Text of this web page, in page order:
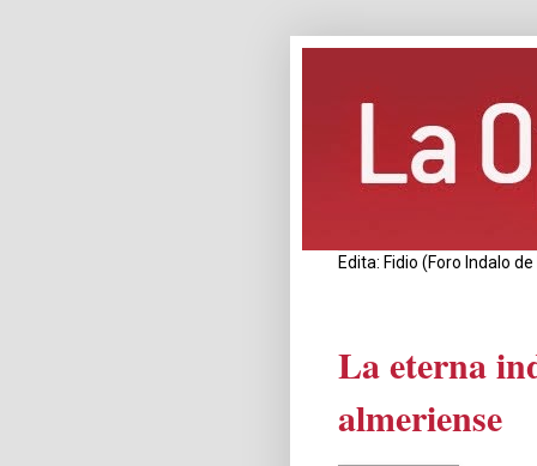
Edita: Fidio (Foro Indalo
La eterna
almeriense